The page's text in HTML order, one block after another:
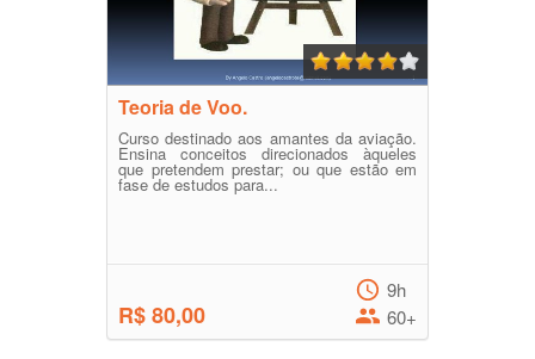
Teoria de Voo.
Curso destinado aos amantes da aviação.
Ensina conceitos direcionados àqueles
que pretendem prestar; ou que estão em
fase de estudos para...
R$ 80,00
9h
60+